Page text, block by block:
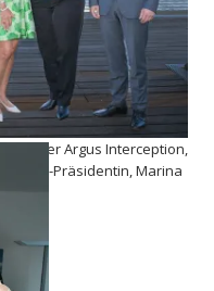
Argus Interception,
CeU-Präsidentin, Marina